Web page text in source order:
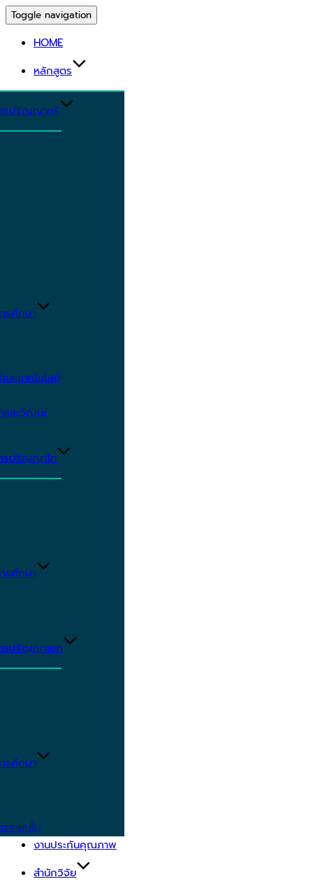
Toggle navigation
HOME
หลักสูตร
รปริญญาตรี
รศึกษา
ะเทคโนโลยี
และวัฒนะ
รปริญญาโท
รศึกษา
รปริญญาเอก
รศึกษา
ระยะสั้น
งานประกันคุณภาพ
สำนักวิจัย